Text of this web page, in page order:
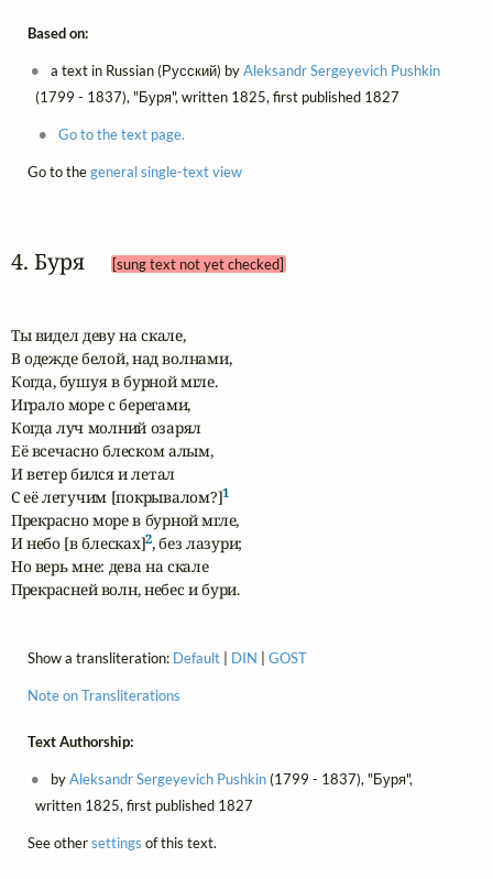
Based on:
a text in Russian (Русский) byAleksandr Sergeyevich Pushkin
(1799 - 1837), "Буря", written 1825, first published 1827
Go to the text page.
Go to thegeneral single-text view
4. Буря [sung text not yet checked]
Ты видел деву на скале,
В одежде белой, над волнами,
Когда, бушуя в бурной мгле.
Играло море с берегами,
Когда луч молний озарял
Её всечасно блеском алым,
И ветер бился и летал
С её летучим [покрывалом?]1
Прекрасно море в бурной мгле,
И небо [в блесках]2, без лазури;
Но верь мне: дева на скале
Прекрасней волн, небес и бури.
Show a transliteration: Default| DIN GOST
Note on Transliterations
Text Authorship:
byAleksandr Sergeyevich Pushkin(1799 - 1837), "Буря",
written 1825, first published 1827
See othersettings of this text.